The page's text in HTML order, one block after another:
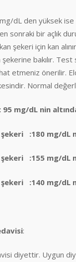
dL den yüksek
sonraki bir açlık
şekeri için kan
bakılır.
etmeniz önerilir.
Normal
mg/dL nin
:180 mg/dL
:155 mg/dL
:140 mg/dL
:
diyettir. Uygun